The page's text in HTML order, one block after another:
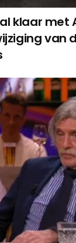
klaar met
van